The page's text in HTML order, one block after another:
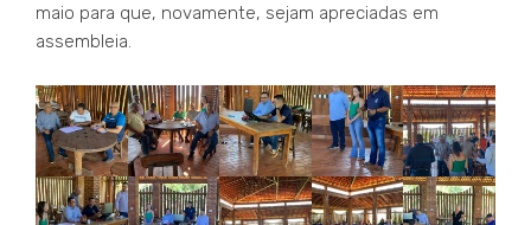
maio para que, novamente, sejam apreciadas em
assembleia.